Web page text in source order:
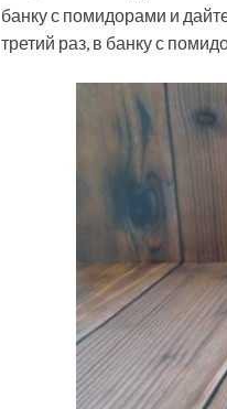
банку с помидорами и
третий раз, в банку с